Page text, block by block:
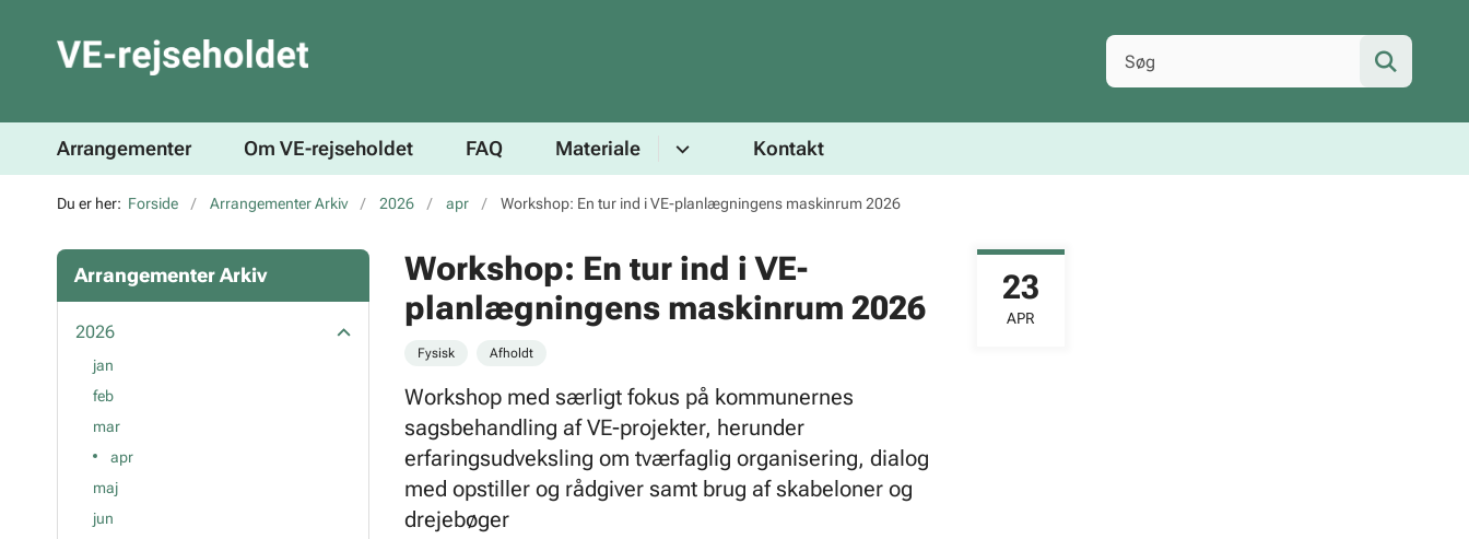
Arrangementer Om VE-rejseholdet FAQ Materiale Kontakt
Du er her: Forside Arrangementer Arkiv 2026 apr Workshop: En tur ind i VE-planlægningens maskinrum 2026
Arrangementer Arkiv
2026
jan
feb
mar
apr
maj
jun
Workshop: En tur ind i VE-
planlægningens maskinrum 2026
23
APR
Fysisk Afholdt
Workshop med særligt fokus på kommunernes
sagsbehandling af VE-projekter, herunder
erfaringsudveksling om tværfaglig organisering, dialog
med opstiller og rådgiver samt brug af skabeloner og
drejebøger